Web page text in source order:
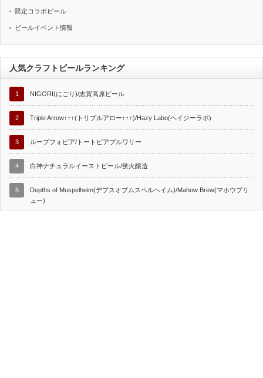
限定コラボビール
ビールイベント情報
人気クラフトビールランキング
1 NIGORI(にごり)/志賀高原ビール
2 Triple Arrow↑↑↑(トリプルアロー↑↑↑)/Hazy Labo(ヘイジーラボ)
3 ループフォビア/トートピアブルワリー
4 白神ナチュラルイーストビール/蛍火醸造
5
Depths of Muspelheim(デプスオブムスペルヘイム)/Mahow Brew(マホウブリ
ュー)